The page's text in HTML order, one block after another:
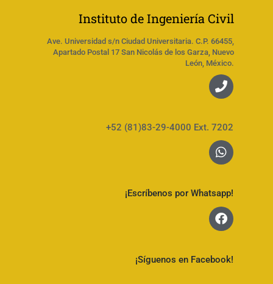
Instituto de Ingeniería Civil
Ave. Universidad s/n Ciudad Universitaria. C.P. 66455,
Apartado Postal 17 San Nicolás de los Garza, Nuevo
León, México.
+52 (81)83-29-4000 Ext. 7202
¡Escríbenos por Whatsapp!
¡Síguenos en Facebook!